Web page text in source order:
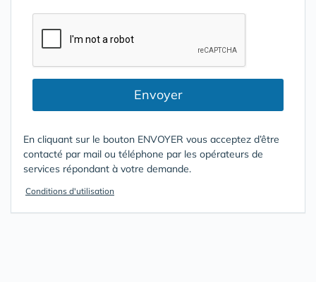
Envoyer
En cliquant sur le bouton ENVOYER vous acceptez d’être
contacté par mail ou téléphone par les opérateurs de
services répondant à votre demande.
Conditions d'utilisation